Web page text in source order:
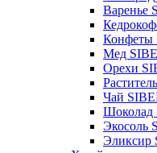
Варенье
Конфеты
Мед
Орехи
Чай
Шоколад
Экосоль
Эликсир